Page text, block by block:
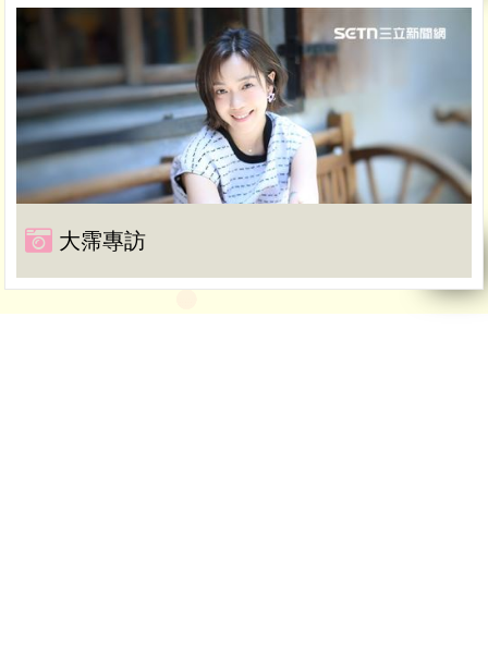
大霈專訪